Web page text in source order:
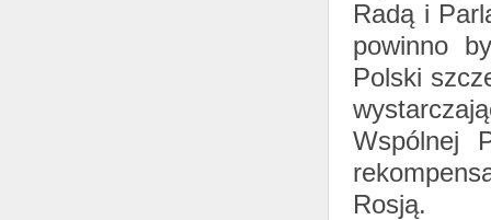
Radą i
powinno
Polski
Wspólnej
Rosją.